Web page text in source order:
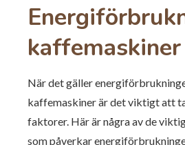
kaffemaskiner
När det gäller
kaffemaskiner är det viktigt att
faktorer. Här är några av de
som påverkar